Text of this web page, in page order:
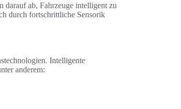
darauf ab, Fahrzeuge intelligent zu
durch fortschrittliche Sensorik
Intelligente
anderem: